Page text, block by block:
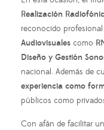
Realización
reconocido
Audiovisuales como
Diseño y Gestión
nacional. Además de
experiencia como
públicos como
Con afán de facilitar